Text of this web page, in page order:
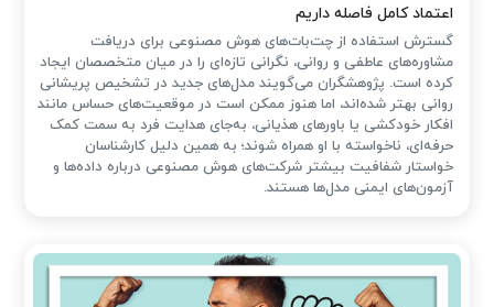
اعتماد کامل فاصله داریم
گسترش استفاده از چت‌بات‌های هوش مصنوعی برای دریافت
مشاوره‌های عاطفی و روانی، نگرانی تازه‌ای را در میان متخصصان ایجاد
کرده است. پژوهشگران می‌گویند مدل‌های جدید در تشخیص پریشانی
روانی بهتر شده‌اند، اما هنوز ممکن است در موقعیت‌های حساس مانند
افکار خودکشی یا باورهای هذیانی، به‌جای هدایت فرد به سمت کمک
حرفه‌ای، ناخواسته با او همراه شوند؛ به همین دلیل کارشناسان
خواستار شفافیت بیشتر شرکت‌های هوش مصنوعی درباره داده‌ها و
آزمون‌های ایمنی مدل‌ها هستند.